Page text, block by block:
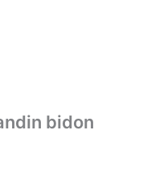
bidon